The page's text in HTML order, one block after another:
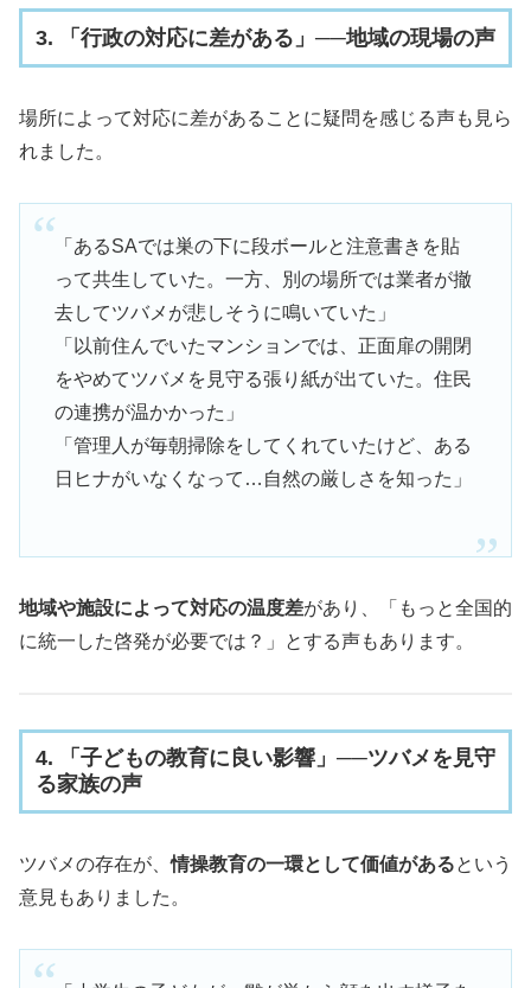
3. 「行政の対応に差がある」──地域の現場の声
場所によって対応に差があることに疑問を感じる声も見ら
れました。
「あるSAでは巣の下に段ボールと注意書きを貼
って共生していた。一方、別の場所では業者が撤
去してツバメが悲しそうに鳴いていた」
「以前住んでいたマンションでは、正面扉の開閉
をやめてツバメを見守る張り紙が出ていた。住民
の連携が温かかった」
「管理人が毎朝掃除をしてくれていたけど、ある
日ヒナがいなくなって…自然の厳しさを知った」
地域や施設によって対応の温度差があり、「もっと全国的
に統一した啓発が必要では？」とする声もあります。
4. 「子どもの教育に良い影響」──ツバメを見守
る家族の声
ツバメの存在が、情操教育の一環として価値があるという
意見もありました。